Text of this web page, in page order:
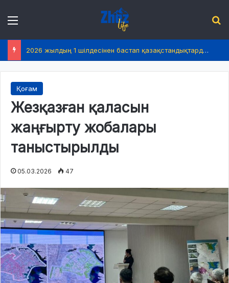
2026 жылдың 1 шілдесінен бастап қазақстандықтардың өмірінде не өзгереді?
Қоғам
Жезқазған қаласын
жаңғырту жобалары
таныстырылды
05.03.2026 47